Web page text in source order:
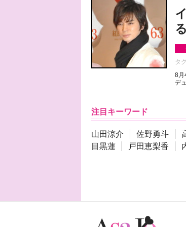
タ
8月
デ
注目キーワード
山田涼介 佐野勇斗
目黒蓮
戸田恵梨香